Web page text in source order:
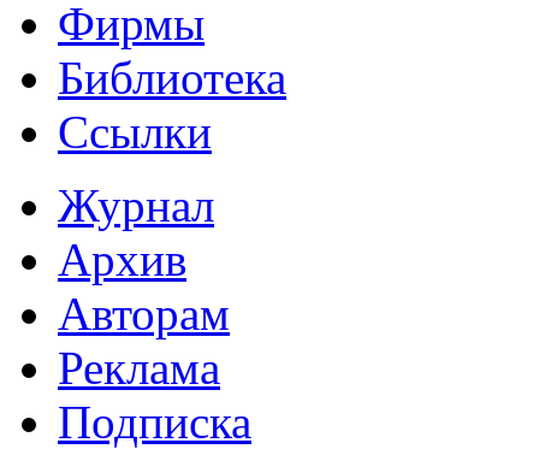
Фирмы
Библиотека
Ссылки
Журнал
Архив
Авторам
Реклама
Подписка